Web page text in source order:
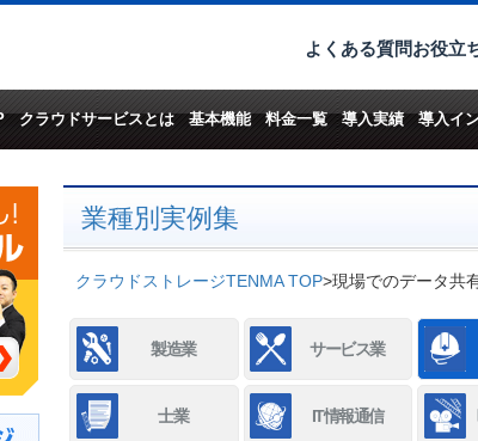
よくある質問お役立
クラウドサービスとは 基本機能 料金一覧 導入実績 導入イ
業種別実例集
クラウドストレージTENMA TOP>現場でのデータ共
製造業 サービス業
士業 IT情報通信